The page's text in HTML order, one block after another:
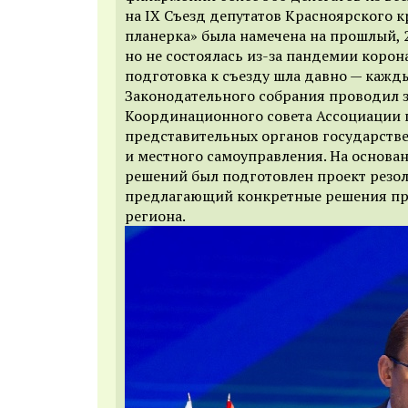
на IX Съезд депутатов Красноярского
планерка» была намечена на прошлый,
но не состоялась из-за пандемии
подготовка к съезду шла давно —
Законодательного собрания проводил
Координационного совета
представительных органов
и местного самоуправления. На
решений был подготовлен проект
предлагающий конкретные решения
региона.